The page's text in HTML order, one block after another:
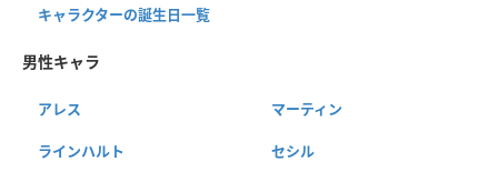
キャラクターの誕生日一覧
男性キャラ
アレス マーティン
ラインハルト セシル